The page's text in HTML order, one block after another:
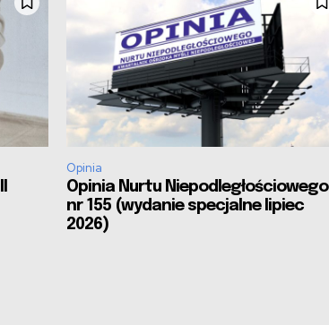
Opinia
Opinia Nurtu Niepodległościowego
nr 155 (wydanie specjalne lipiec
2026)